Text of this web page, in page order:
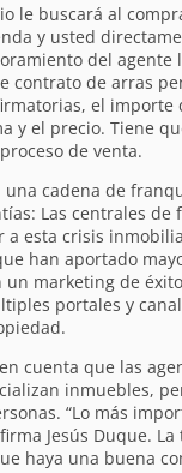
le buscará al
y usted
del agente
contrato de arras
el importe
y el precio. Tiene
de venta.
una cadena de
Las centrales de
a esta crisis
han aportado
marketing de
portales y
cuenta que las
inmuebles,
“Lo más
Jesús Duque.
haya una buena